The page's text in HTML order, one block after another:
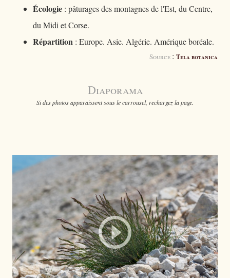
Écologie : pâturages des montagnes de l'Est, du Centre,
du Midi et Corse.
Répartition : Europe. Asie. Algérie. Amérique boréale.
Source : Tela botanica
Diaporama
Si des photos apparaissent sous le carrousel, rechargez la page.